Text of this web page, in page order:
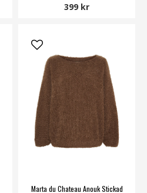
399 kr
Marta du Chateau Anouk Stickad